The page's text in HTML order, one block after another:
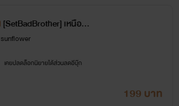
[SetBadBrother] เหนือกว่
าสิงห์(สิงห์+น้ำเหนือ)
sunflower
เคยปลดล็อกนิยายได้ส่วนลดอีบุ๊ก
199 บาท